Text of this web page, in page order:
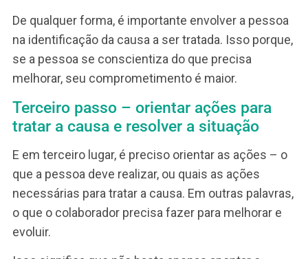
achismos e subjetividades.
Nada como uma conversa aberta e franca sobre
que não está indo bem.
Segundo passo: definir a causa – o
deve ser tratado para melhorar
de orientação de melhoria é a identificação da
causa. Ou seja, o que deve ser tratado ou
desenvolvido para melhorar aquilo que não está
indo tão bem. Entre as causas mais comuns